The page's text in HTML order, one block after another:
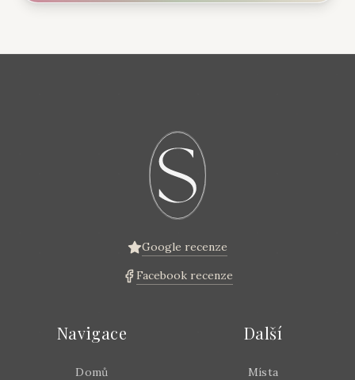
Google recenze
Facebook recenze
Navigace
Domů
Další
Místa